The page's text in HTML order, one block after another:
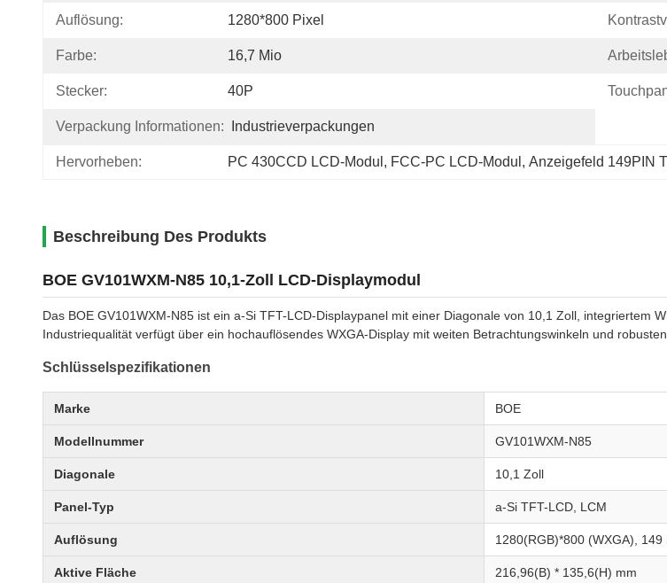
Auflösung: 1280*800 Pixel
Farbe: 16,7 Mio
Stecker: 40P
Verpackung Informationen: Industrieverpackungen
Hervorheben: PC 430CCD LCD-Modul , FCC-PC LCD-Modul , Anzeigefeld 149PIN
Beschreibung Des Produkts
BOE GV101WXM-N85 10,1-Zoll LCD-Displaymodul
Das BOE GV101WXM-N85 ist ein a-Si TFT-LCD-Displaypanel mit einer Diagonale von 10,1 Zoll, integriertem
Industriequalität verfügt über ein hochauflösendes WXGA-Display mit weiten Betrachtungswinkeln und
Schlüsselspezifikationen
Marke BOE
Modellnummer GV101WXM-N85
Diagonale 10,1 Zoll
Panel-Typ a-Si TFT-LCD, LCM
Auflösung 1280(RGB)*800 (WXGA), 149
Aktive Fläche 216,96(B) * 135,6(H) mm